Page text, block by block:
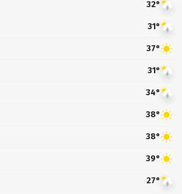
32°
31°
37°
31°
34°
38°
38°
39°
27°